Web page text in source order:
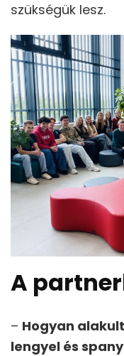
szükségük lesz.
A
– Hogyan
lengyel és